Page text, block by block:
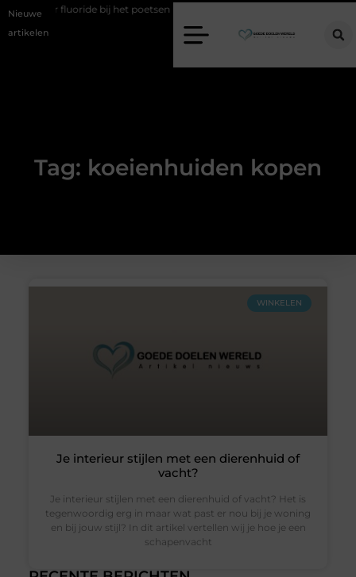
Nieuwe
artikelen
over fluoride bij het poetsen
Tag: koeienhuiden kopen
WINKELEN
Je interieur stijlen met een dierenhuid of
vacht?
Je interieur stijlen met een dierenhuid of vacht? Het is
tegenwoordig erg in maar wat past er nou bij je woning
en bij jouw stijl? In dit artikel vertellen wij je hoe je een
schapenvacht